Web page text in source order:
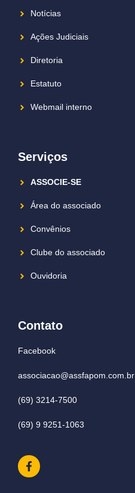
Notícias
Ações Judiciais
Diretoria
Estatuto
Webmail interno
Serviços
ASSOCIE-SE
Área do associado
Convênios
Clube do associado
Ouvidoria
Contato
Facebook
associacao@assfapom.com.br
(69) 3214-7500
(69) 9 9251-1063